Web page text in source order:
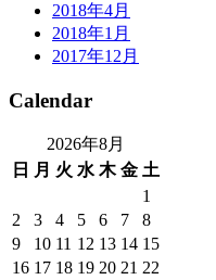
2018年4月
2018年1月
2017年12月
Calendar
2026年8月
日
月 火 水 木 金 土
1
2
3 4 5 6 7
8
9
10 11 12 13 14 15
16 17 18 19 20 21 22